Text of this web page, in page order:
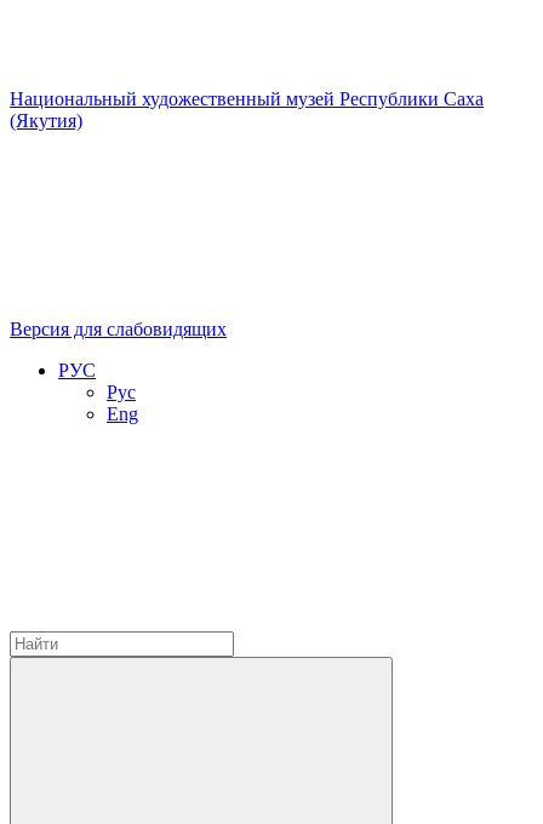
Национальный художественный музей Республики Саха
(Якутия)
Версия для слабовидящих
РУС
Рус
Eng